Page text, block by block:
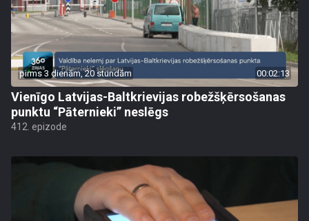
pirms 3 dienām, 20 stundām 00:02:13
Vienīgo Latvijas-Baltkrievijas robežšķērsošanas
punktu “Pāternieki” neslēgs
412. epizode